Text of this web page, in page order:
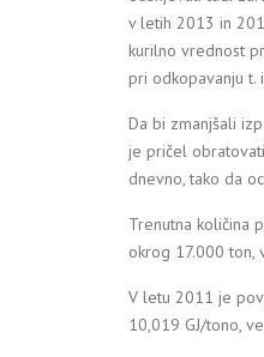
v letih 2013 in
kurilno vrednost
pri odkopavanju t.
Da bi zmanjšali
je pričel
dnevno, tako da
Trenutna količina
okrog 17.000 ton,
V letu 2011 je
10,019 GJ/tono,